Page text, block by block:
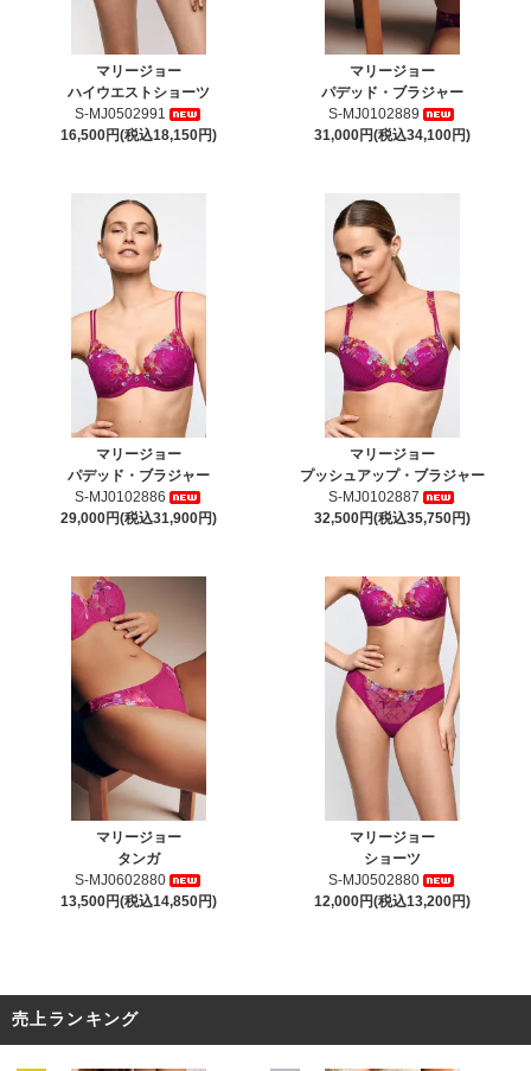
マリージョー
ハイウエストショーツ
S-MJ0502991
16,500円(税込18,150円)
マリージョー
パデッド・ブラジャー
S-MJ0102889
31,000円(税込34,100円)
マリージョー
パデッド・ブラジャー
S-MJ0102886
29,000円(税込31,900円)
マリージョー
プッシュアップ・ブラジャー
S-MJ0102887
32,500円(税込35,750円)
マリージョー
タンガ
S-MJ0602880
13,500円(税込14,850円)
マリージョー
ショーツ
S-MJ0502880
12,000円(税込13,200円)
売上ランキング